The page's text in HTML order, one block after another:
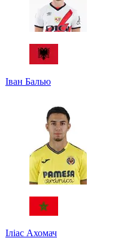
Іван Балью
Іліас Ахомач